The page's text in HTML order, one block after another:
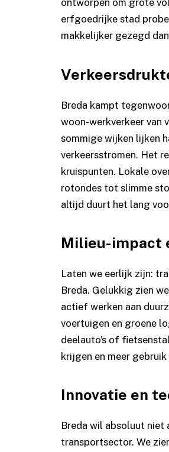
ontworpen om grote
erfgoedrijke stad
makkelijker gezegd
Breda kampt
woon-werkverkeer van
sommige wijken lijken
verkeersstromen. Het
kruispunten. Lokale
rotondes tot slimme
altijd duurt het lang
Milieu-impact
Laten we eerlijk zijn:
Breda. Gelukkig zien
actief werken aan
voertuigen en groene
deelauto’s of
krijgen en meer
Innovatie en
Breda wil absoluut
transportsector. We